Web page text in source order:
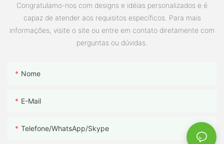
Congratulamo-nos com designs e idéias personalizados e é
capaz de atender aos requisitos específicos. Para mais
informações, visite o site ou entre em contato diretamente com
perguntas ou dúvidas.
Nome
E-Mail
Telefone/WhatsApp/Skype